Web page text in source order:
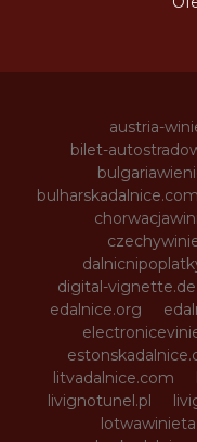
austria-
bilet-
bulharskadalnice.com
digital-vignette.de
edalnice.org
litvadalnice.com
livignotunel.pl